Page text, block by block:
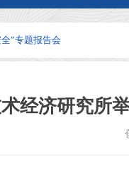
”专题报告会
经济研究所